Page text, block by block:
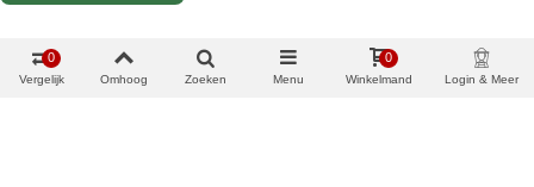
Vergelijk
0
Omhoog Zoeken Menu Winkelmand
0
Login & Meer